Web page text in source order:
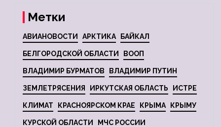
Метки
АВИАНОВОСТИ АРКТИКА БАЙКАЛ
БЕЛГОРОДСКОЙ ОБЛАСТИ ВООП
ВЛАДИМИР БУРМАТОВ ВЛАДИМИР ПУТИН
ЗЕМЛЕТРЯСЕНИЯ ИРКУТСКАЯ ОБЛАСТЬ ИСТРЕ
КЛИМАТ КРАСНОЯРСКОМ КРАЕ КРЫМА КРЫМУ
КУРСКОЙ ОБЛАСТИ МЧС РОССИИ